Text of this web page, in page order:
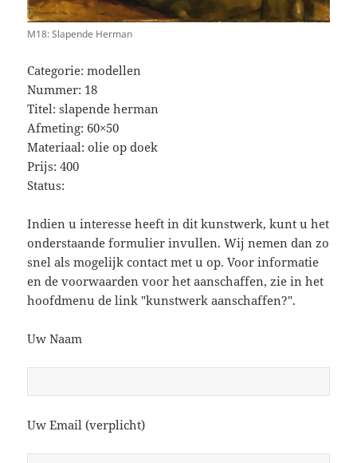
M18: Slapende Herman
Categorie: modellen
Nummer: 18
Titel: slapende herman
Afmeting: 60×50
Materiaal: olie op doek
Prijs: 400
Status:
Indien u interesse heeft in dit kunstwerk, kunt u het
onderstaande formulier invullen. Wij nemen dan zo
snel als mogelijk contact met u op. Voor informatie
en de voorwaarden voor het aanschaffen, zie in het
hoofdmenu de link "kunstwerk aanschaffen?".
Uw Naam
Uw Email (verplicht)